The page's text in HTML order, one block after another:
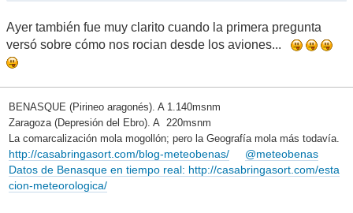
Ayer también fue muy clarito cuando la primera pregunta
versó sobre cómo nos rocian desde los aviones...
BENASQUE (Pirineo aragonés). A 1.140msnm
Zaragoza (Depresión del Ebro). A 220msnm
La comarcalización mola mogollón; pero la Geografía mola más todavía.
http://casabringasort.com/blog-meteobenas/
@meteobenas
Datos de Benasque en tiempo real: http://casabringasort.com/esta
cion-meteorologica/